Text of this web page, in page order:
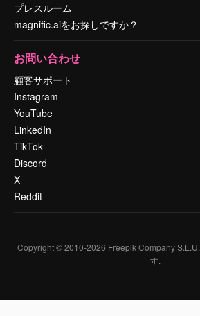
プレスルーム
magnific.aiをお探しですか？
お問い合わせ
顧客サポート
Instagram
YouTube
LinkedIn
TikTok
Discord
X
Reddit
Copyright © 2010-2026 Freepik Company S.L.U.
す.